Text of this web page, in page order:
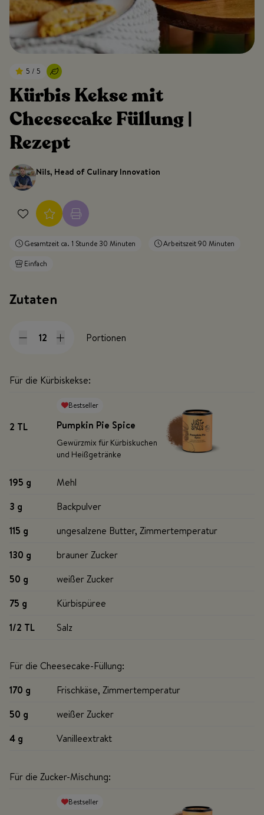
5 / 5
Kürbis Kekse mit
Cheesecake Füllung |
Rezept
Nils, Head of Culinary Innovation
Gesamtzeit ca. 1 Stunde 30 Minuten
Arbeitszeit 90 Minuten
Einfach
Zutaten
Portionen
Für die Kürbiskekse:
2 TL
Bestseller
Pumpkin Pie Spice
Gewürzmix für Kürbiskuchen
und Heißgetränke
195 g
Mehl
3 g
Backpulver
115 g
ungesalzene Butter, Zimmertemperatur
130 g
brauner Zucker
50 g
weißer Zucker
75 g
Kürbispüree
1/2 TL
Salz
Für die Cheesecake-Füllung:
170 g
Frischkäse, Zimmertemperatur
50 g
weißer Zucker
4 g
Vanilleextrakt
Für die Zucker-Mischung:
Bestseller